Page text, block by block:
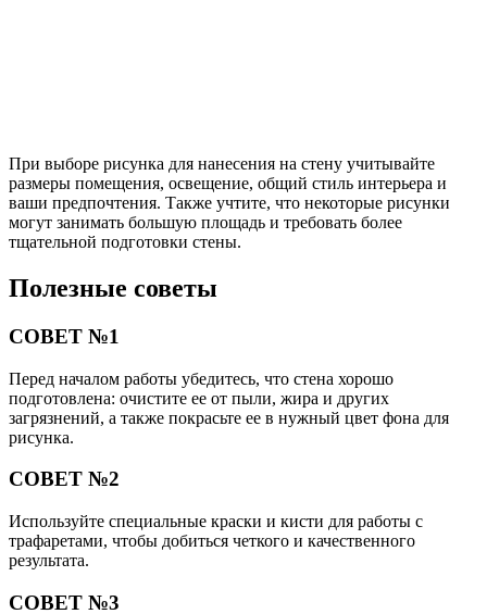
При выборе рисунка для нанесения на стену учитывайте
размеры помещения, освещение, общий стиль интерьера и
ваши предпочтения. Также учтите, что некоторые рисунки
могут занимать большую площадь и требовать более
тщательной подготовки стены.
Полезные советы
СОВЕТ №1
Перед началом работы убедитесь, что стена хорошо
подготовлена: очистите ее от пыли, жира и других
загрязнений, а также покрасьте ее в нужный цвет фона для
рисунка.
СОВЕТ №2
Используйте специальные краски и кисти для работы с
трафаретами, чтобы добиться четкого и качественного
результата.
СОВЕТ №3